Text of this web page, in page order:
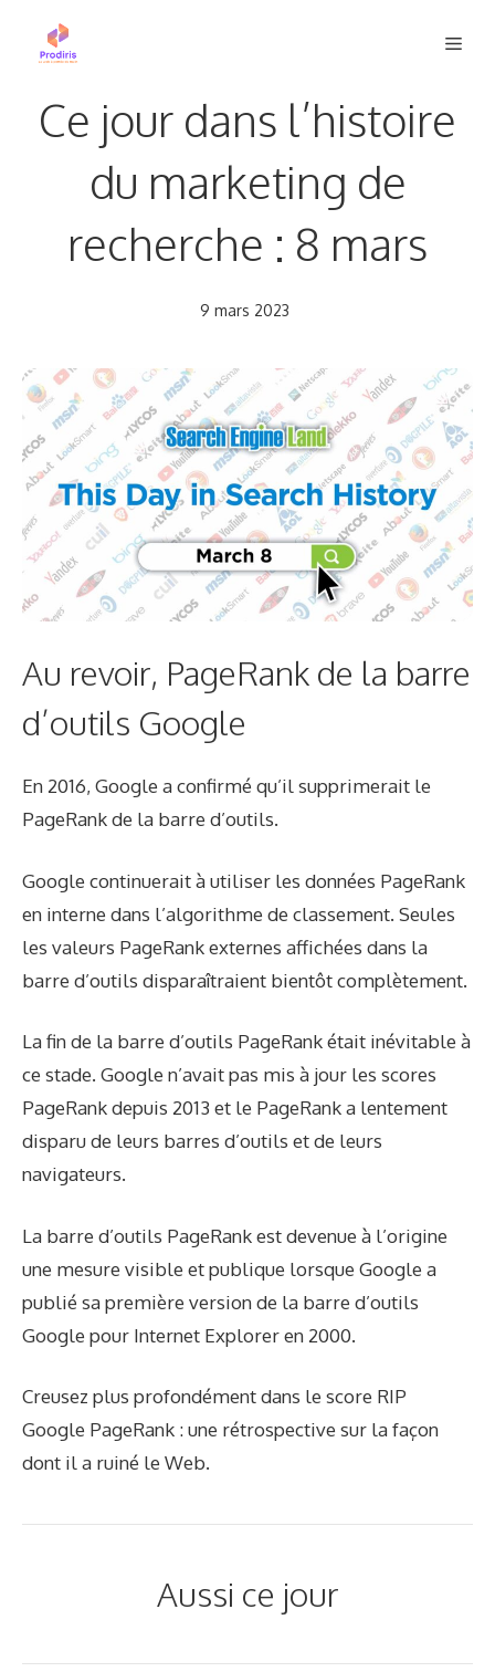
Ce jour dans l’histoire
du marketing de
recherche : 8 mars
9 mars 2023
Au revoir, PageRank de la barre
d’outils Google
En 2016, Google a confirmé qu’il supprimerait le
PageRank de la barre d’outils.
Google continuerait à utiliser les données PageRank
en interne dans l’algorithme de classement. Seules
les valeurs PageRank externes affichées dans la
barre d’outils disparaîtraient bientôt complètement.
La fin de la barre d’outils PageRank était inévitable à
ce stade. Google n’avait pas mis à jour les scores
PageRank depuis 2013 et le PageRank a lentement
disparu de leurs barres d’outils et de leurs
navigateurs.
La barre d’outils PageRank est devenue à l’origine
une mesure visible et publique lorsque Google a
publié sa première version de la barre d’outils
Google pour Internet Explorer en 2000.
Creusez plus profondément dans le score RIP
Google PageRank : une rétrospective sur la façon
dont il a ruiné le Web.
Aussi ce jour